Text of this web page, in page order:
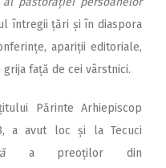
întregii țări și în diaspora
apariții editoriale,
față de cei vârstnici.
Părinte Arhiepiscop
a avut loc și la Tecuci
a preoților din